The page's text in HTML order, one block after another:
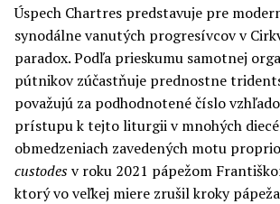
Úspech Chartres predstavuje pre
synodálne vanutých progresívcov v
paradox. Podľa prieskumu samotnej
pútnikov zúčastňuje prednostne
považujú za podhodnotené číslo
prístupu k tejto liturgii v mnohých
obmedzeniach zavedených motu proprio
custodesv roku 2021 pápežom
ktorý vo veľkej miere zrušil kroky